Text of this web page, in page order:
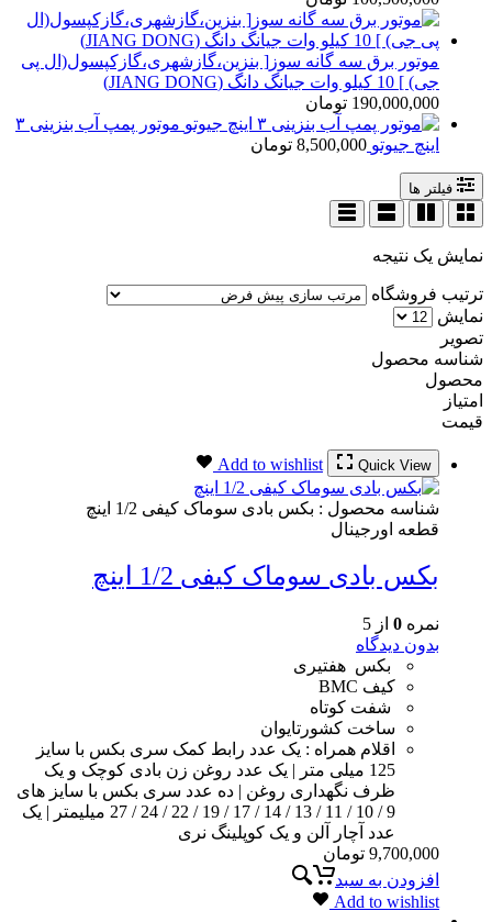
موتور برق سه گانه سوز[ بنزین،گازشهری،گازکپسول(ال پی
جی) ] 10 کیلو وات جیانگ دانگ (JIANG DONG)
190,000,000 تومان
موتور پمپ آب بنزینی ۳
اینچ جیوتو 8,500,000 تومان
فیلتر ها
نمایش یک نتیجه
ترتیب فروشگاه
نمایش
تصویر
شناسه محصول
محصول
امتیاز
قیمت
Quick View
Add to wishlist
شناسه محصول : بکس بادی سوماک کیفی 1/2 اینچ
قطعه اورجینال
بکس بادی سوماک کیفی 1/2 اینچ
نمره 0 از 5
بدون دیدگاه
بکس هفتیری
کیف BMC
شفت کوتاه
ساخت کشورتایوان
اقلام همراه : یک عدد رابط کمک سری بکس با سایز
125 میلی متر | یک عدد روغن زن بادی کوچک و یک
ظرف نگهداری روغن | ده عدد سری بکس با سایز های
9 / 10 / 11 / 13 / 14 / 17 / 19 / 22 / 24 / 27 میلیمتر | یک
عدد آچار آلن و یک کوپلینگ نری
9,700,000 تومان
افزودن به سبد
Add to wishlist